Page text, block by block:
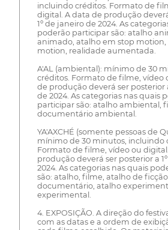
incluindo créditos. Formato de
digital. A data de produção
1º de janeiro de 2024. As
poderão participar são: atalho
animado, atalho em stop
motion, realidade aumentada.
A'AL (ambiental): mínimo de 30
créditos. Formato de filme, vídeo
de produção deverá ser posterior
de 2024. As categorias nas quais
participar são: atalho ambiental,
documentário ambiental.
YA'AXCHÉ (somente pessoas de
mínimo de 30 minutos, incluindo
Formato de filme, vídeo ou
produção deverá ser posterior a
2024. As categorias nas quais
são: atalho, filme, atalho de
documentário, atalho
experimental.
4. EXPOSIÇÃO. A direção do
com as datas e a ordem de